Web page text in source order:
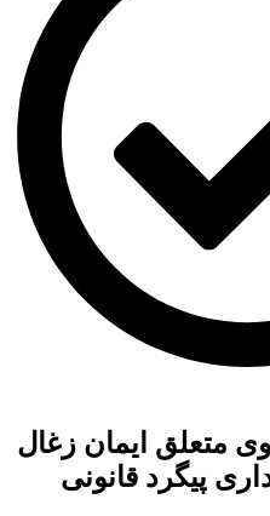
متعلق ایمان زغال
پیگرد قانونی